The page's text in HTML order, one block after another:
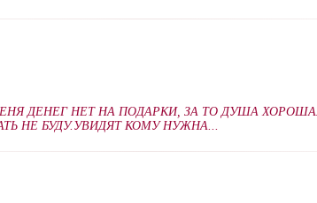
ДЕНЕГ НЕТ НА ПОДАРКИ, ЗА ТО ДУША
НЕ БУДУ.УВИДЯТ КОМУ НУЖНА...